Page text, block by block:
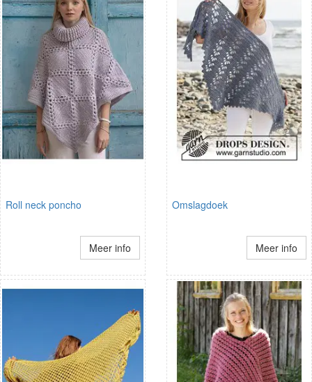
Roll neck poncho
Meer info
Omslagdoek
Meer info